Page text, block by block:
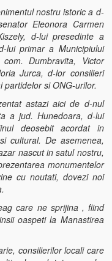
nostru istoric a d-
Eleonora Carmen
d-lui presedinte a
lui primar a Municipiului
Dumbravita, Victor
Jurca, d-lor consilieri
si ONG-urilor.
astazi aici de d-nul
a jud. Hunedoara, d-lui
deosebit acordat in
cultural. De asemenea,
nascut in satul nostru,
monumentelor
cu noutati, dovezi noi
care ne sprijina , fiind
oaspeti la Manastirea
consilierilor locali care